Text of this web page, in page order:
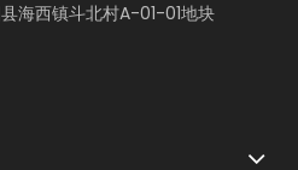
海西镇斗北村A-01-01地块